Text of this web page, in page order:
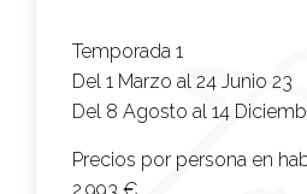
Temporada 1
Del 1 Marzo al 24 Junio 23
Del 8 Agosto al 14
Precios por persona en